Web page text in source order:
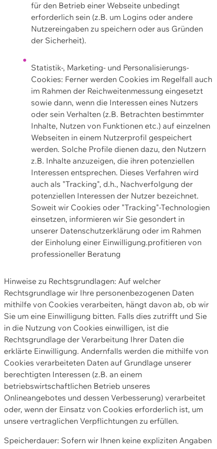
für den Betrieb einer Webseite unbedingt
erforderlich sein (z.B. um Logins oder andere
Nutzereingaben zu speichern oder aus Gründen
der Sicherheit).
Statistik-, Marketing- und Personalisierungs-
Cookies: Ferner werden Cookies im Regelfall auch
im Rahmen der Reichweitenmessung eingesetzt
sowie dann, wenn die Interessen eines Nutzers
oder sein Verhalten (z.B. Betrachten bestimmter
Inhalte, Nutzen von Funktionen etc.) auf einzelnen
Webseiten in einem Nutzerprofil gespeichert
werden. Solche Profile dienen dazu, den Nutzern
z.B. Inhalte anzuzeigen, die ihren potenziellen
Interessen entsprechen. Dieses Verfahren wird
auch als "Tracking", d.h., Nachverfolgung der
potenziellen Interessen der Nutzer bezeichnet.
Soweit wir Cookies oder "Tracking"-Technologien
einsetzen, informieren wir Sie gesondert in
unserer Datenschutzerklärung oder im Rahmen
der Einholung einer Einwilligung.profitieren von
professioneller Beratung
Hinweise zu Rechtsgrundlagen: Auf welcher
Rechtsgrundlage wir Ihre personenbezogenen Daten
mithilfe von Cookies verarbeiten, hängt davon ab, ob wir
Sie um eine Einwilligung bitten. Falls dies zutrifft und Sie
in die Nutzung von Cookies einwilligen, ist die
Rechtsgrundlage der Verarbeitung Ihrer Daten die
erklärte Einwilligung. Andernfalls werden die mithilfe von
Cookies verarbeiteten Daten auf Grundlage unserer
berechtigten Interessen (z.B. an einem
betriebswirtschaftlichen Betrieb unseres
Onlineangebotes und dessen Verbesserung) verarbeitet
oder, wenn der Einsatz von Cookies erforderlich ist, um
unsere vertraglichen Verpflichtungen zu erfüllen.
Speicherdauer: Sofern wir Ihnen keine expliziten Angaben